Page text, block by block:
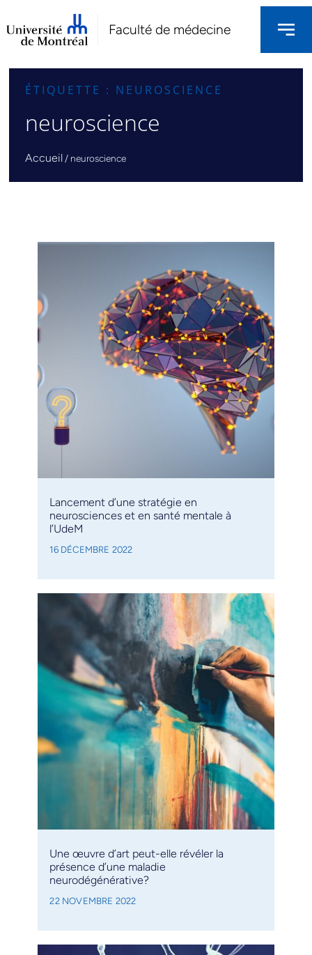
Faculté de médecine
ÉTIQUETTE : NEUROSCIENCE
neuroscience
Accueil / neuroscience
Lancement d’une stratégie en
neurosciences et en santé mentale à
l’UdeM
16 DÉCEMBRE 2022
Une œuvre d’art peut-elle révéler la
présence d’une maladie
neurodégénérative?
22 NOVEMBRE 2022